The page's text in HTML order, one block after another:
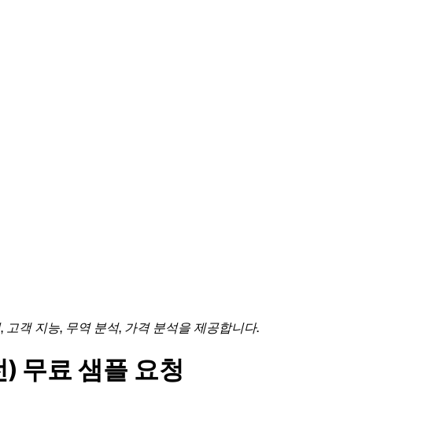
객 지능, 무역 분석, 가격 분석을 제공합니다.
) 무료 샘플 요청